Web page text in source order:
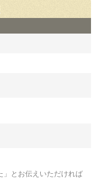
」とお伝えいただければ